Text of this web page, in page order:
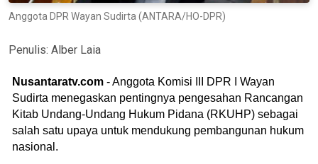
Anggota DPR Wayan Sudirta (ANTARA/HO-DPR)
Penulis: Alber Laia
Nusantaratv.com - Anggota Komisi III DPR I Wayan
Sudirta menegaskan pentingnya pengesahan Rancangan
Kitab Undang-Undang Hukum Pidana (RKUHP) sebagai
salah satu upaya untuk mendukung pembangunan hukum
nasional.